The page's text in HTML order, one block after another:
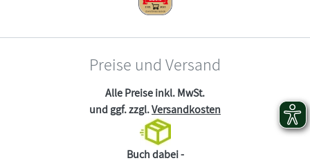
Preise und Versand
Alle Preise inkl. MwSt.
und ggf. zzgl.Versandkosten
Buch dabei -